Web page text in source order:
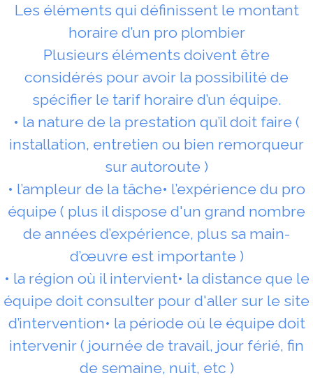
Les éléments qui définissent le montant
horaire d’un pro plombier
Plusieurs éléments doivent être
considérés pour avoir la possibilité de
spécifier le tarif horaire d’un équipe.
• la nature de la prestation qu’il doit faire (
installation, entretien ou bien remorqueur
sur autoroute )
• l’ampleur de la tâche• l’expérience du pro
équipe ( plus il dispose d'un grand nombre
de années d’expérience, plus sa main-
d’œuvre est importante )
• la région où il intervient• la distance que le
équipe doit consulter pour d'aller sur le site
d’intervention• la période où le équipe doit
intervenir ( journée de travail, jour férié, fin
de semaine, nuit, etc )